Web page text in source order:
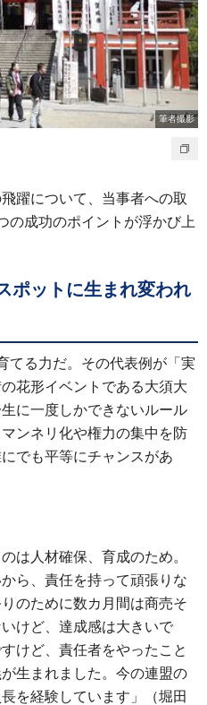
筆者撮影
躍について、当事者への取
の成功のポイントが浮かび上
ポットに生まれ変われ
てる力だ。その代表例が「実
花形イベントである大須大
に一度しかできないルール
ンネリ化や権力の集中を防
でも平等にチャンスがあ
は人材確保、育成のため。
ら、責任を持って頑張りな
のために数カ月間は商売そ
けど、達成感は大きいで
けど、責任者をやったこと
生まれました。今の連盟の
を経験しています」（堀田